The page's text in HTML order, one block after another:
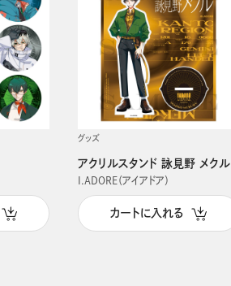
グッズ
アクリルスタンド 詠見野 メクル
I.ADORE（アイアドア）
カートに入れる